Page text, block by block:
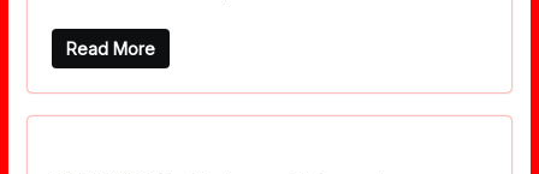
Read More